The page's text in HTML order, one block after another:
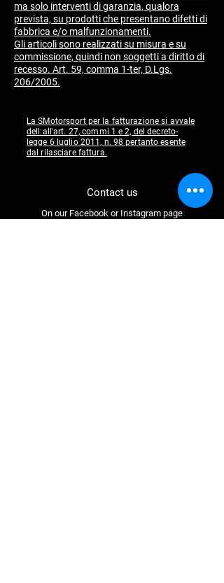
ma solo interventi di garanzia, qualora
prevista, su prodotti che presentano difetti di
fabbrica e/o malfunzionamenti.
​Gli articoli sono realizzati su misura e su
commissione, quindi non soggetti a diritto di
recesso. Art. 59, comma 1-ter, D.Lgs.
206/2005.
La SMotorsport per la fatturazione si avvale
dell:all'art. 27, commi 1 e 2, del decreto-
legge 6 luglio 2011, n. 98 pertanto esente
dal rilasciare fattura.
Contact us
On our Facebook or Instagram page